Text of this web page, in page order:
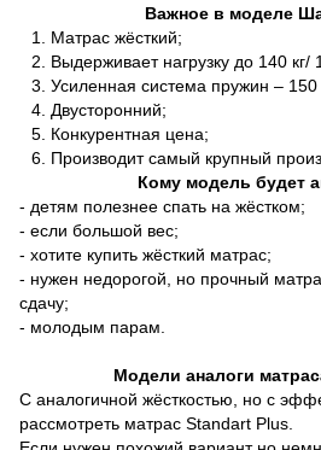
Важное в моделе
Матрас жёсткий;
Выдерживает нагрузку до 140 кг/
Усиленная система пружин –
Двусторонний;
Конкурентная цена;
Производит самый крупный
Кому модель будет
- детям полезнее спать на жёстком;
- если большой вес;
- хотите купить жёсткий матрас;
- нужен недорогой, но прочный
сдачу;
- молодым парам.
Модели аналоги
С аналогичной жёсткостью, но с
рассмотреть матрас Standart Plus